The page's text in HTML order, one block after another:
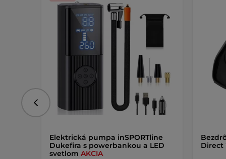
Elektrická pumpa inSPORTline
Dukefira s powerbankou a LED
svetlom AKCIA
Direct
Predchádzajúce